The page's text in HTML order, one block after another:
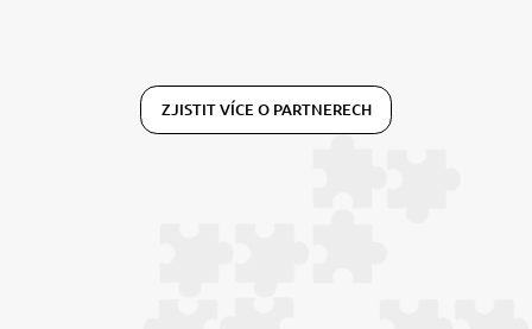
ZJISTIT VÍCE O PARTNERECH